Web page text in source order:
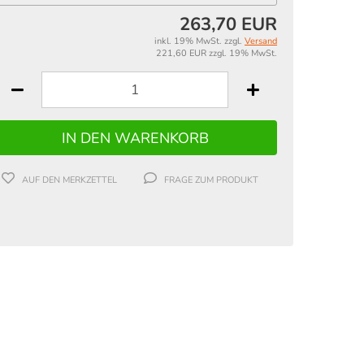
263,70 EUR
inkl. 19% MwSt. zzgl. Versand
221,60 EUR zzgl. 19% MwSt.
AUF DEN MERKZETTEL FRAGE ZUM PRODUKT